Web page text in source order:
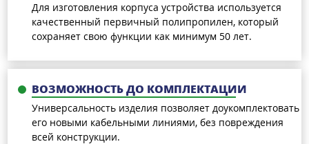
Для изготовления корпуса устройства используется
качественный первичный полипропилен, который
сохраняет свою функции как минимум 50 лет.
ВОЗМОЖНОСТЬ ДО КОМПЛЕКТАЦИИ
Универсальность изделия позволяет доукомплектовать
его новыми кабельными линиями, без повреждения
всей конструкции.